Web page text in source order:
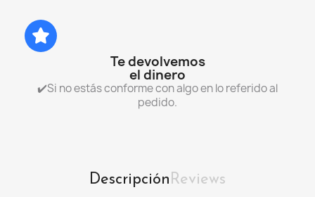
Te devolvemos
el dinero
✔️Si no estás conforme con algo en lo referido al
pedido.
DescripciónReviews